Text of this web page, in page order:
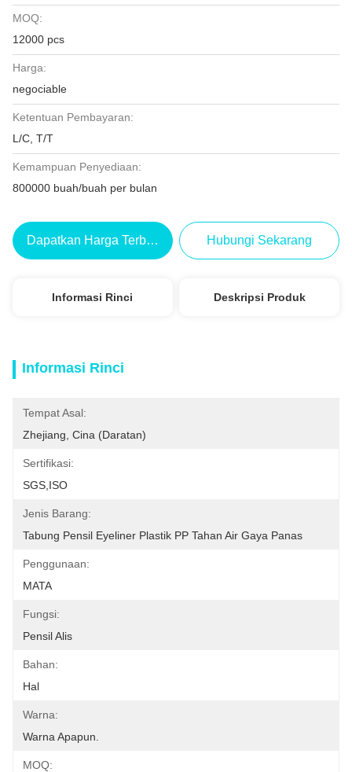
MOQ:
12000 pcs
Harga:
negociable
Ketentuan Pembayaran:
L/C, T/T
Kemampuan Penyediaan:
800000 buah/buah per bulan
Dapatkan Harga Terbaik Hubungi Sekarang
Informasi Rinci Deskripsi Produk
Informasi Rinci
Tempat Asal:
Zhejiang, Cina (daratan)
Sertifikasi:
SGS,ISO
Jenis Barang:
Tabung Pensil Eyeliner Plastik PP Tahan Air Gaya Panas
Penggunaan:
MATA
Fungsi:
Pensil Alis
Bahan:
Hal
Warna:
Warna Apapun.
MOQ: